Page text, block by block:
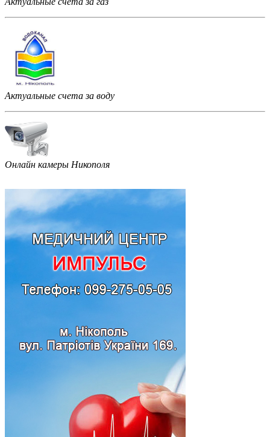
Актуальные счета за воду
Онлайн камеры Никополя